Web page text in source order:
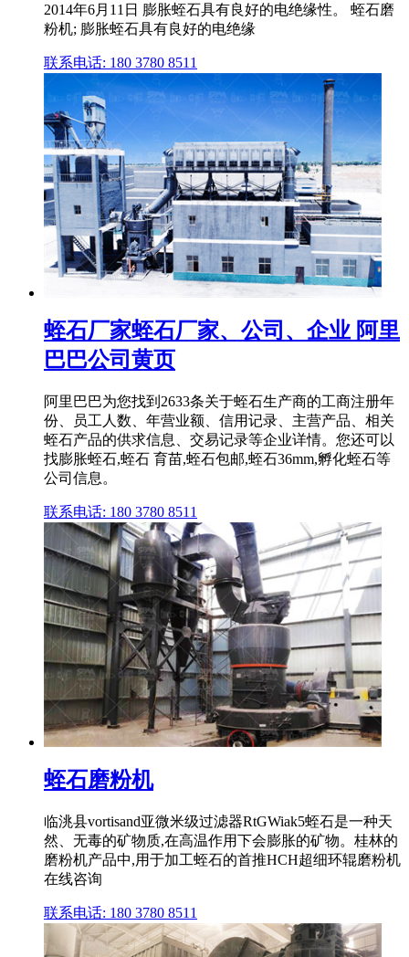
2014年6月11日 膨胀蛭石具有良好的电绝缘性。 蛭石磨
粉机; 膨胀蛭石具有良好的电绝缘
联系电话: 180 3780 8511
蛭石厂家蛭石厂家、公司、企业 阿里
巴巴公司黄页
阿里巴巴为您找到2633条关于蛭石生产商的工商注册年
份、员工人数、年营业额、信用记录、主营产品、相关
蛭石产品的供求信息、交易记录等企业详情。您还可以
找膨胀蛭石,蛭石 育苗,蛭石包邮,蛭石36mm,孵化蛭石等
公司信息。
联系电话: 180 3780 8511
蛭石磨粉机
临洮县vortisand亚微米级过滤器RtGWiak5蛭石是一种天
然、无毒的矿物质,在高温作用下会膨胀的矿物。桂林的
磨粉机产品中,用于加工蛭石的首推HCH超细环辊磨粉机
在线咨询
联系电话: 180 3780 8511